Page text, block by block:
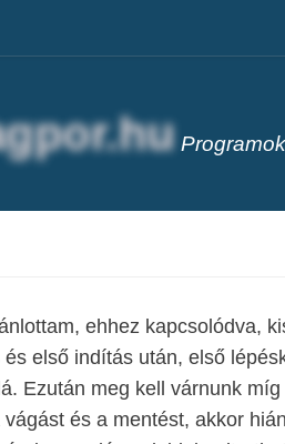
ehhez kapcsolódva,
első indítás után, első
Ezután meg kell várnunk míg
és a mentést, akkor